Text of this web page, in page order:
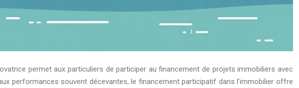
permet aux particuliers de participer au financement de projets immobiliers avec
performances souvent décevantes, le financement participatif dans l’immobilier offre